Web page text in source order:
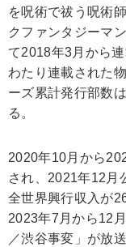
を呪術で祓う呪術
クファンタジーマ
て2018年3月から
わたり連載された
ーズ累計発行部数
る。
2020年10月から
され、2021年12月
全世界興行収入が
2023年7月から12
／渋谷事変」が放